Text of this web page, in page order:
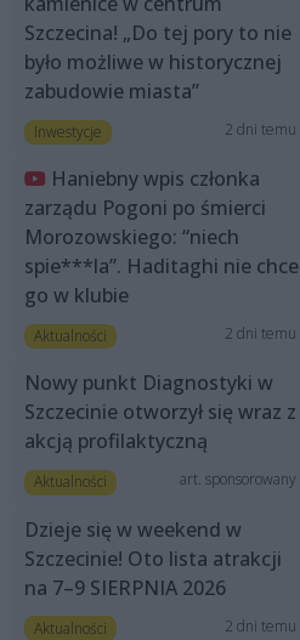
Szczecina! „Do tej pory to nie
było możliwe w historycznej
zabudowie miasta”
Inwestycje 2 dni temu
Haniebny wpis członka
zarządu Pogoni po śmierci
Morozowskiego: “niech
spie***la”. Haditaghi nie chce
go w klubie
Aktualności 2 dni temu
Nowy punkt Diagnostyki w
Szczecinie otworzył się wraz z
akcją profilaktyczną
Aktualności art. sponsorowany
Dzieje się w weekend w
Szczecinie! Oto lista atrakcji
na 7–9 SIERPNIA 2026
Aktualności 2 dni temu